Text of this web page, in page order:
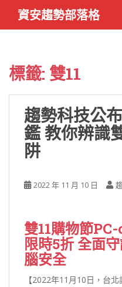
i
資安趨勢部落格
標籤: 雙11
趨勢科技公
鑑 教你辨識
阱
2022 年 11 月 10 日
雙11購物節
限時5折 全面
腦安全
【2022年11月10日，台